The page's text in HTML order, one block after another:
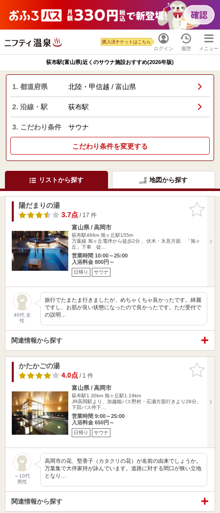
ログイン
購入済チケットはこちら
履歴 メニュー
荻布駅(富山県)近くのサウナ施設おすすめ(2026年版)
1. 都道府県 北陸・甲信越 / 富山県
2. 沿線・駅 荻布駅
3. こだわり条件 サウナ
こだわり条件を変更する
リストから探す 地図から探す
お気に入
りに追加
陽だまりの湯
3.7点/ 17 件
富山県 / 高岡市
荻布駅486m 旭ヶ丘駅155m
万葉線 旭ヶ丘電停から徒歩2分 、伏木・氷見方面 「旭ヶ
丘」下車 徒…
営業時間 10:00～25:00
入浴料金 800円～
日帰り サウナ
40代 女
性
旅行でたまたま行きましたが、めちゃくちゃ良かったです。綺麗
ですし、お肌が良い状態になったので良かったです。ただ受付で
の説明…
関連情報から探す
お気に入
りに追加
かたかごの湯
4.0点/ 1 件
富山県 / 高岡市
荻布駅1.30km 旭ヶ丘駅1.19km
JR高岡駅より、加越能バス野村・石瀬方面行きより28分。
下田バス停下…
営業時間 9:00～25:00
入浴料金 650円～
日帰り サウナ
～10代
男性
高岡市の花、堅香子（カタクリの花）が名前の由来でしょうか。
万葉集で大伴家持が詠んでいます。道路に対する間口が狭い立地
となり…
関連情報から探す